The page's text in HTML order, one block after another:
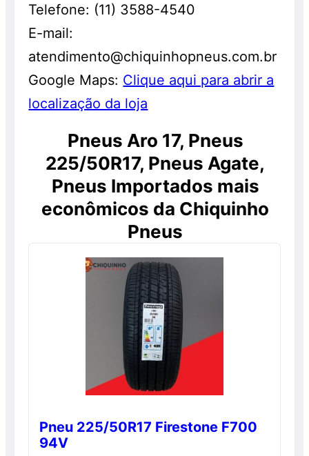
Telefone: (11) 3588-4540
E-mail:
atendimento@chiquinhopneus.com.br
Google Maps: Clique aqui para abrir a
localização da loja
Pneus Aro 17, Pneus
225/50R17, Pneus Agate,
Pneus Importados mais
econômicos da Chiquinho
Pneus
Pneu 225/50R17 Firestone F700
94V